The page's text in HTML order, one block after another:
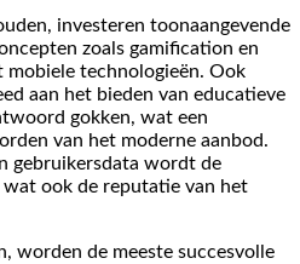
investeren toonaangevende
zoals gamification en
technologieën. Ook
aan het bieden van educatieve
gokken, wat een
van het moderne aanbod.
gebruikersdata wordt de
ook de reputatie van het
worden de meeste succesvolle